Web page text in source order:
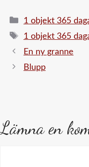
Kategorier
1 objekt 365
Etiketter
1 objekt 365
En ny granne
Blupp
Lämna en